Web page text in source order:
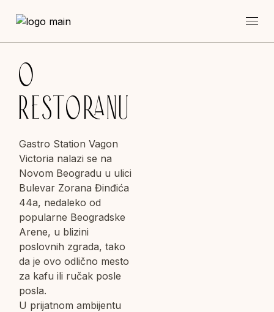
O
RESTORANU
Gastro Station Vagon
Victoria nalazi se na
Novom Beogradu u ulici
Bulevar Zorana Đinđića
44a, nedaleko od
popularne Beogradske
Arene, u blizini
poslovnih zgrada, tako
da je ovo odlično mesto
za kafu ili ručak posle
posla.
U prijatnom ambijentu